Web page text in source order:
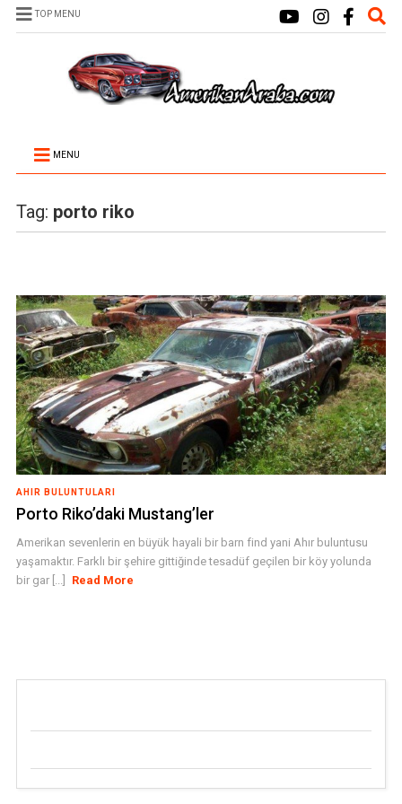
TOP MENU
MENU
Tag: porto riko
AHIR BULUNTULARI
Porto Riko’daki Mustang’ler
Amerikan sevenlerin en büyük hayali bir barn find yani Ahır buluntusu
yaşamaktır. Farklı bir şehire gittiğinde tesadüf geçilen bir köy yolunda
bir gar [...]
Read More